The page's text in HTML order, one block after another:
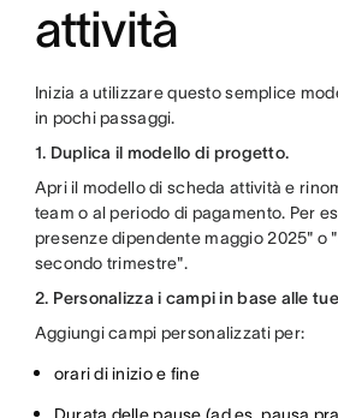
attività
Inizia a utilizzare questo semplice
in pochi passaggi.
1. Duplica il modello di progetto.
Apri il modello di scheda attività e
team o al periodo di pagamento. Per
presenze dipendente maggio 2025" o
secondo trimestre".
2. Personalizza i campi in base alle
Aggiungi campi personalizzati per:
orari di inizio e fine